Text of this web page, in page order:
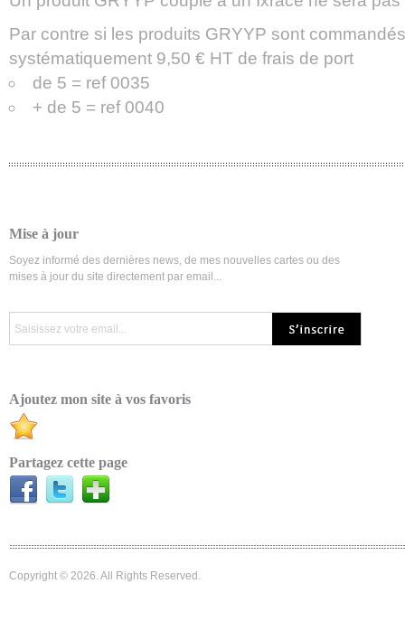
Par contre si les produits GRYYP sont
systématiquement 9,50 € HT de frais de port
de 5 = ref 0035
+ de 5 = ref 0040
Mise à jour
Soyez informé des dernières news, de mes nouvelles cartes ou des
mises à jour du site directement par email...
Ajoutez mon site à vos favoris
Partagez cette page
Copyright © 2026. All Rights Reserved.